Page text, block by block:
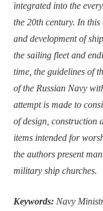
integrated into the
the 20th century. In
and development of
the sailing fleet and
time, the guidelines of
of the Russian Navy
attempt is made to
of design, construction
items intended for
the authors present
military ship churches.
Keywords:Navy